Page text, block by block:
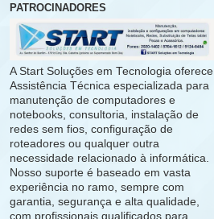
PATROCINADORES
A Start Soluções em Tecnologia oferece
Assistência Técnica especializada para
manutenção de computadores e
notebooks, consultoria, instalação de
redes sem fios, configuração de
roteadores ou qualquer outra
necessidade relacionado à informática.
Nosso suporte é baseado em vasta
experiência no ramo, sempre com
garantia, segurança e alta qualidade,
com profissionais qualificados para